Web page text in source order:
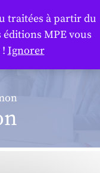
traitées à partir du
éditions MPE vous
Ignorer